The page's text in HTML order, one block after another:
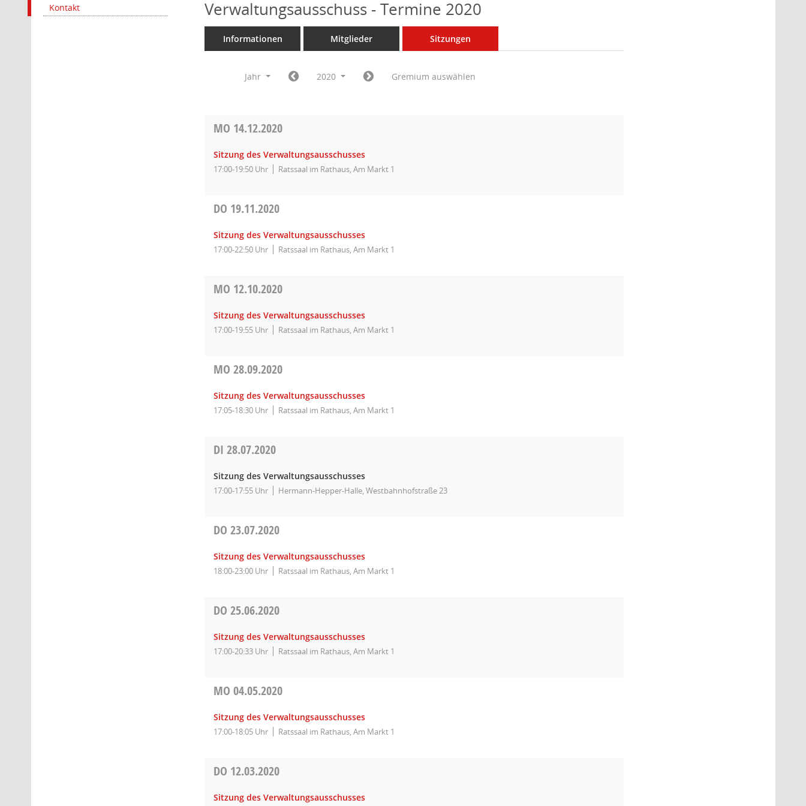
Kontakt Verwaltungsausschuss - Termine 2020
Informationen Mitglieder Sitzungen
Jahr 2020 Gremium auswählen
MO 14.12.2020
Sitzung des Verwaltungsausschusses
17:00-19:50 Uhr Ratssaal im Rathaus, Am Markt 1
DO 19.11.2020
Sitzung des Verwaltungsausschusses
17:00-22:50 Uhr Ratssaal im Rathaus, Am Markt 1
MO 12.10.2020
Sitzung des Verwaltungsausschusses
17:00-19:55 Uhr Ratssaal im Rathaus, Am Markt 1
MO28.09.2020
Sitzung des Verwaltungsausschusses
17:05-18:30 Uhr Ratssaal im Rathaus, Am Markt 1
DI28.07.2020
Sitzung des Verwaltungsausschusses
17:00-17:55 Uhr Hermann-Hepper-Halle, Westbahnhofstraße 23
DO23.07.2020
Sitzung des Verwaltungsausschusses
18:00-23:00 Uhr Ratssaal im Rathaus, Am Markt 1
DO25.06.2020
Sitzung des Verwaltungsausschusses
17:00-20:33 Uhr Ratssaal im Rathaus, Am Markt 1
MO04.05.2020
Sitzung des Verwaltungsausschusses
17:00-18:05 Uhr Ratssaal im Rathaus, Am Markt 1
DO 12.03.2020
Sitzung des Verwaltungsausschusses